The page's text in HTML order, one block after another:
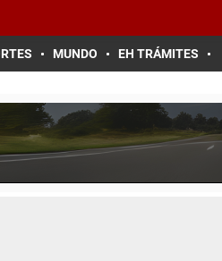
MUNDO EH TRÁMITES